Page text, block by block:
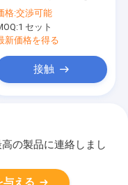
タービン 2m - 70m
水力電気のプロジェ
ト
格:交渉可能
1 セット
新価格を得る
接触
の製品に連絡しまし
与える